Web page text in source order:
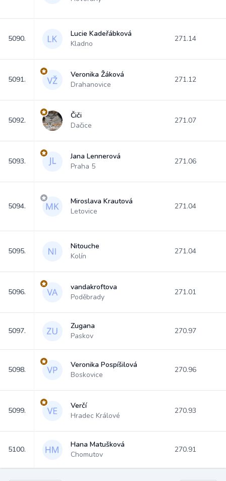
5090.
Lucie Kadeřábková
Kladno
271.14
5091.
Veronika Žáková
Drahanovice
271.12
5092.
Čiči
Dačice
271.07
5093.
Jana Lennerová
Praha 5
271.06
5094.
Miroslava Krautová
Letovice
271.04
5095.
Nitouche
Kolín
271.04
5096.
vandakroftova
Poděbrady
271.01
5097.
Zugana
Paskov
270.97
5098.
Veronika Pospíšilová
Boskovice
270.96
5099.
Verčí
Hradec Králové
270.93
5100.
Hana Matušková
Chomutov
270.91